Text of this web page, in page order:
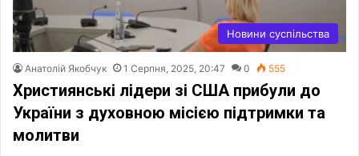
Новини суспільства
Анатолій Якобчук 1 Серпня, 2025, 20:47 0 555
Християнські лідери зі США прибули до
України з духовною місією підтримки та
молитви